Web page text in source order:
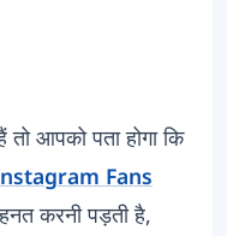
आपको पता होगा कि
Fans
करनी पड़ती है,